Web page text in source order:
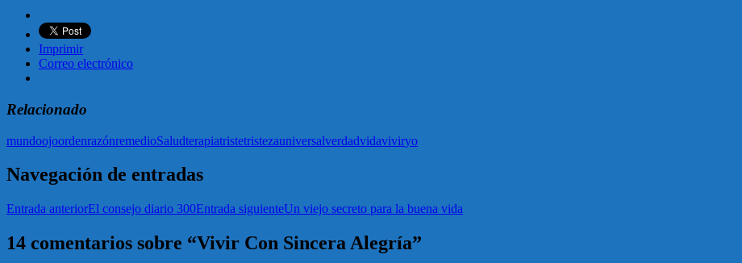
Imprimir
Correo electrónico
Relacionado
mundoojoordenrazónremedioSaludterapiatristetristezauniversalverdadvidaviviryo
Navegación de entradas
Entrada anteriorEl consejo diario 300Entrada siguienteUn viejo secreto para la buena vida
14 comentarios sobre “Vivir Con Sincera Alegría”